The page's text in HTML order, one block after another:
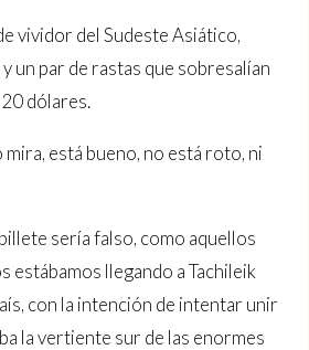
vividor del Sudeste Asiático,
un par de rastas que sobresalían
dólares.
está bueno, no está roto, ni
sería falso, como aquellos
llegando a Tachileik
con la intención de intentar unir
la vertiente sur de las enormes